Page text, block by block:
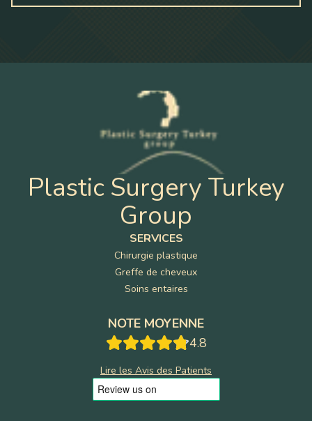
Plastic Surgery Turkey
Group
SERVICES
Chirurgie plastique
Greffe de cheveux
Soins entaires
NOTE MOYENNE
4.8
Lire les Avis des Patients